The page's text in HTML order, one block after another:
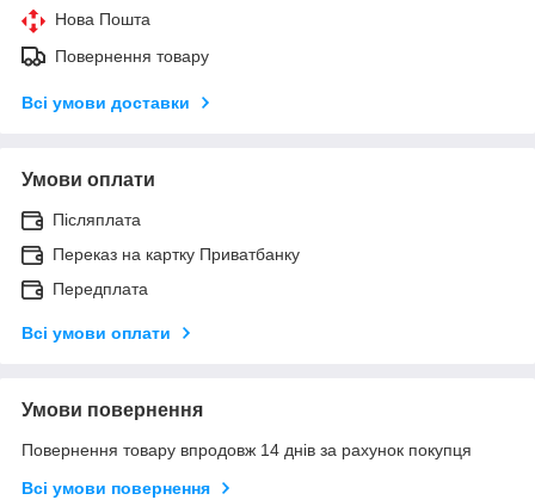
Нова Пошта
Повернення товару
Всі умови доставки
Умови оплати
Післяплата
Переказ на картку Приватбанку
Передплата
Всі умови оплати
Умови повернення
Повернення товару впродовж 14 днів за рахунок покупця
Всі умови повернення